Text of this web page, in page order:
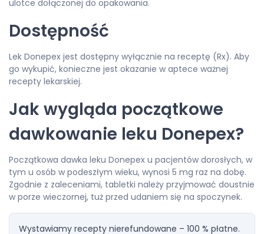
ulotce dołączonej do opakowania.
Dostępność
Lek Donepex jest dostępny wyłącznie na receptę (Rx). Aby
go wykupić, konieczne jest okazanie w aptece ważnej
recepty lekarskiej.
Jak wygląda początkowe
dawkowanie leku Donepex?
Początkowa dawka leku Donepex u pacjentów dorosłych, w
tym u osób w podeszłym wieku, wynosi 5 mg raz na dobę.
Zgodnie z zaleceniami, tabletki należy przyjmować doustnie
w porze wieczornej, tuż przed udaniem się na spoczynek.
Wystawiamy recepty nierefundowane – 100 % płatne.